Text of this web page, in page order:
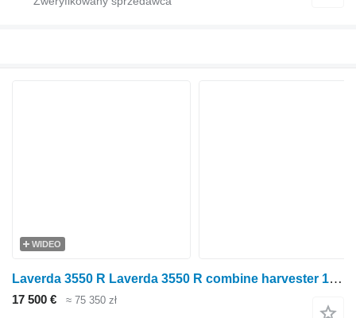
WIDEO
Laverda 3550 R Laverda 3550 R combine harvester 1989 – Combine - 130 HP
17 500 € ≈ 75 350 zł